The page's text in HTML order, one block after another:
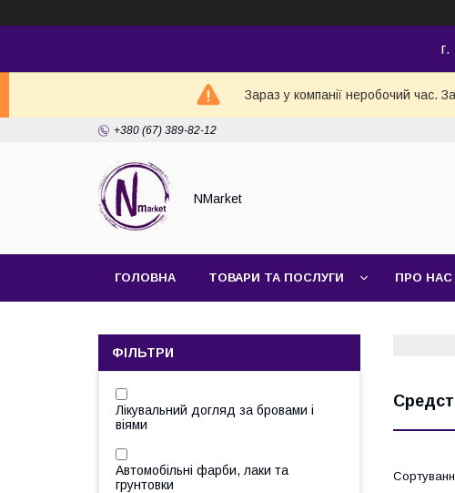
Зараз у компанії неробочий час.
+380 (67) 389-82-12
NMarket
ГОЛОВНА ТОВАРИ ТА ПОСЛУГИ ПРО НАС
ФІЛЬТРИ
Лікувальний догляд за бровами і
віями
Автомобільні фарби, лаки та
грунтовки